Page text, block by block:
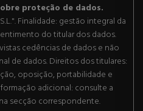
proteção de dados.
Finalidade: gestão integral da
do titular dos dados.
cedências de dados e não
de dados. Direitos dos titulares:
oposição, portabilidade e
adicional: consulte a
secção correspondente.